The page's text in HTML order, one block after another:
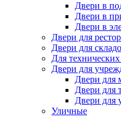
Двери в
Двери в
Двери в
Двери для
Двери для
Для
Двери для
Двери для
Двери для
Двери для
Уличные